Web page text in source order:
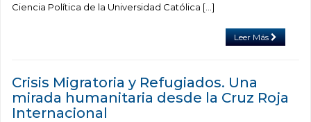
Ciencia Política de la Universidad Católica […]
Leer Más
Crisis Migratoria y Refugiados. Una
mirada humanitaria desde la Cruz Roja
Internacional